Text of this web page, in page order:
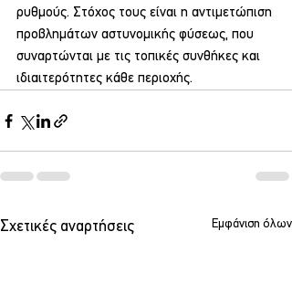
ρυθμούς. Στόχος τους είναι η αντιμετώπιση
προβλημάτων αστυνομικής φύσεως, που
συναρτώνται με τις τοπικές συνθήκες και
ιδιαιτερότητες κάθε περιοχής.
Σχετικές αναρτήσεις Εμφάνιση όλων